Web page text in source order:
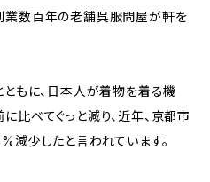
業数百年の老舗呉服問屋が軒を
ともに、日本人が着物を着る機
比べてぐっと減り、近年、京都市
少したと言われています。